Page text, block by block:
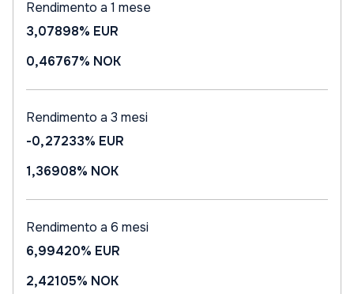
Rendimento a 1 mese
3,07898% EUR
0,46767% NOK
Rendimento a 3 mesi
-0,27233% EUR
1,36908% NOK
Rendimento a 6 mesi
6,99420% EUR
2,42105% NOK